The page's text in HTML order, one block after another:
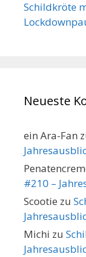
Schildkröte
Neueste
ein Ara-Fan
#210 –
Scootie zu
Michi zu